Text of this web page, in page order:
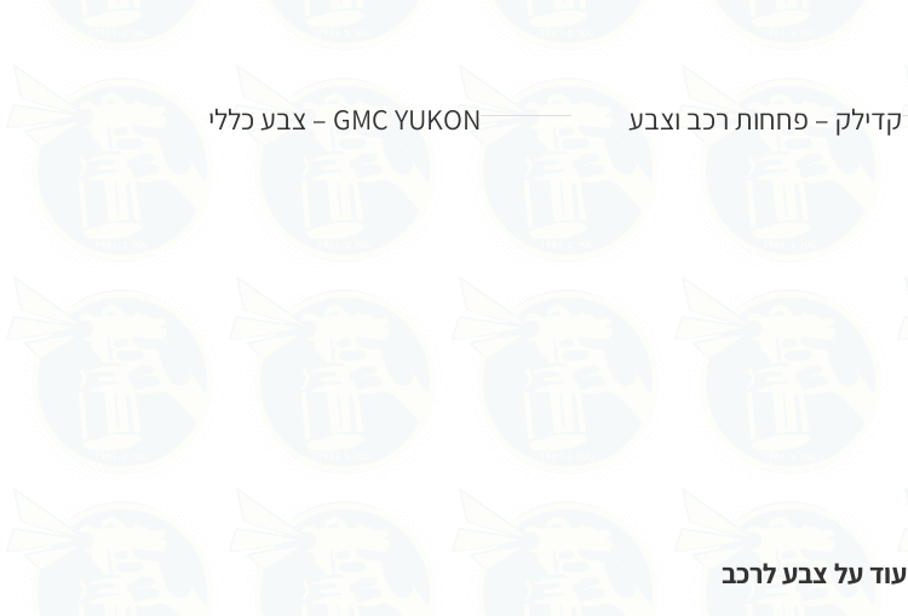
קדילק – פחחות רכב וצבע GMC YUKON – צבע כללי
עוד על צבע לרכב